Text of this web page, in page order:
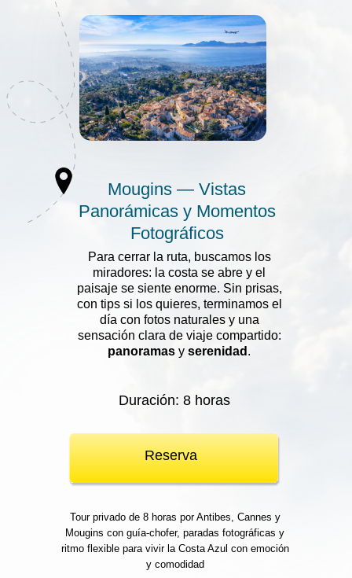
Mougins — Vistas
Panorámicas y Momentos
Fotográficos
Reserva
Duración: 8 horas
Para cerrar la ruta, buscamos los
miradores: la costa se abre y el
paisaje se siente enorme. Sin prisas,
con tips si los quieres, terminamos el
día con fotos naturales y una
sensación clara de viaje compartido:
panoramas y serenidad .
Tour privado de 8 horas por Antibes, Cannes y
Mougins con guía-chofer, paradas fotográficas y
ritmo flexible para vivir la Costa Azul con emoción
y comodidad